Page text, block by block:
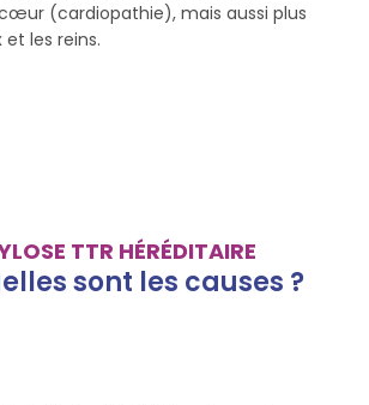
(cardiopathie), mais aussi plus
les reins.
TTR HÉRÉDITAIRE
sont les causes ?